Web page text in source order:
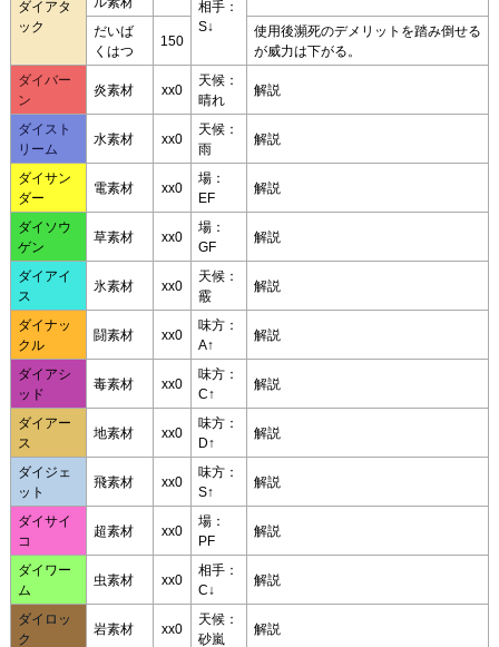
ダイアタ
ック
相手：
S↓
だいば
くはつ
150
使用後瀕死のデメリットを踏み倒せる
が威力は下がる。
ダイバー
ン
炎素材 xx0
天候：
晴れ
解説
ダイスト
リーム
水素材 xx0
天候：
雨
解説
ダイサン
ダー
電素材 xx0
場：
EF
解説
ダイソウ
ゲン
草素材 xx0
場：
GF
解説
ダイアイ
ス
氷素材 xx0
天候：
霰
解説
ダイナッ
クル
闘素材 xx0
味方：
A↑
解説
ダイアシ
ッド
毒素材 xx0
味方：
C↑
解説
ダイアー
ス
地素材 xx0
味方：
D↑
解説
ダイジェ
ット
飛素材 xx0
味方：
S↑
解説
ダイサイ
コ
超素材 xx0
場：
PF
解説
ダイワー
ム
虫素材 xx0
相手：
C↓
解説
ダイロッ
ク
岩素材 xx0
天候：
砂嵐
解説